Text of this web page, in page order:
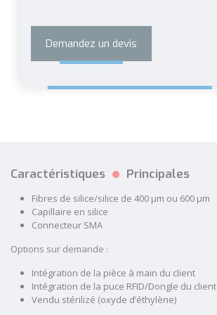
Demandez un devis
Caractéristiques Principales
Fibres de silice/silice de 400 µm ou 600 µm
Capillaire en silice
Connecteur SMA
Options sur demande :
Intégration de la pièce à main du client
Intégration de la puce RFID/Dongle du client
Vendu stérilizé (oxyde d’éthylène)